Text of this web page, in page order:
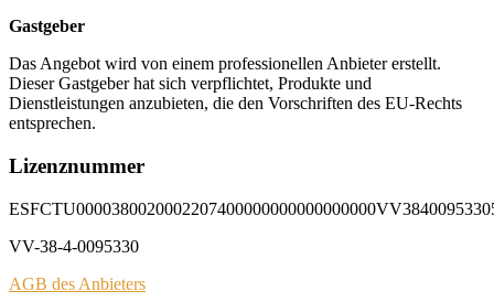
Gastgeber
Das Angebot wird von einem professionellen Anbieter erstellt.
Dieser Gastgeber hat sich verpflichtet, Produkte und
Dienstleistungen anzubieten, die den Vorschriften des EU-Rechts
entsprechen.
Lizenznummer
VV-38-4-0095330
AGB des Anbieters